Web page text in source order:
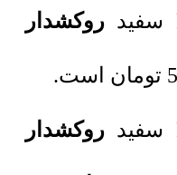
روکشدار
تومان است.
روکشدار